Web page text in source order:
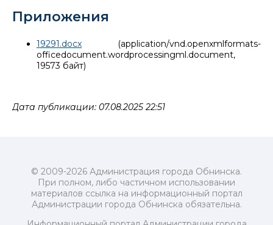
Приложения
19291.docx (application/vnd.openxmlformats-
officedocument.wordprocessingml.document,
19573 байт)
Дата публикации: 07.08.2025 22:51
© 2009-2026 Администрация города Обнинска.
При полном, либо частичном использовании
материалов ссылка на информационный портал
Администрации города Обнинска обязательна.